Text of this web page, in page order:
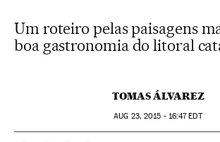
Um roteiro pelas paisagens
boa gastronomia do litoral
TOMAS ÁLVAREZ
AUG 23, 2015 - 16:47EDT